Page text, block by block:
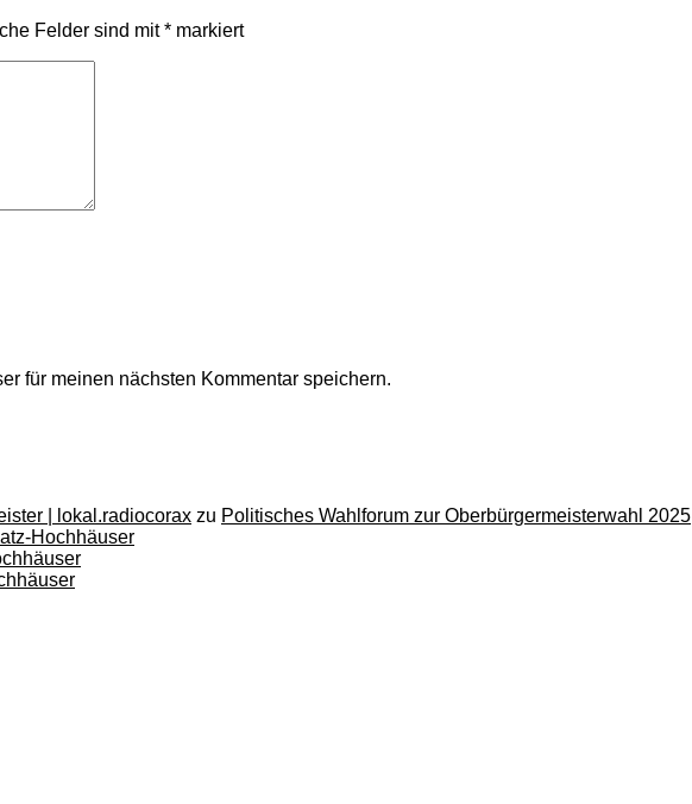
Felder sind mit* markiert
für meinen nächsten Kommentar speichern.
| lokal.radiocorax zu Politisches Wahlforum zur Oberbürgermeisterwahl 2025
Hochhäuser